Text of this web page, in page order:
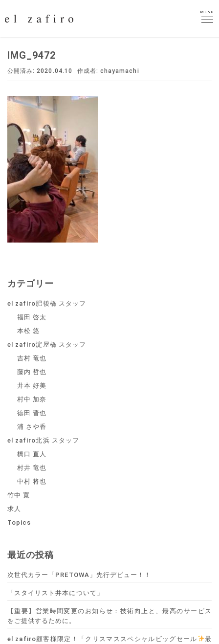
MENU
MENU
IMG_9472
公開済み: 2020.04.10 作成者:chayamachi
カテゴリー
el zafiro肥後橋 スタッフ
福田 啓太
本松 悠
el zafiro淀屋橋 スタッフ
吉村 竜也
藤内 哲也
井本 好美
村中 加奈
徳田 晋也
浦 さや香
el zafiro北浜 スタッフ
橋口 直人
村井 竜也
中村 将也
竹中 寛
求人
Topics
最近の投稿
次世代カラー「PRETOWA」先行デビュー！！
「スタイリスト井本について」
【重要】営業時間変更のお知らせ：技術向上と、最高のサービス
をご提供するために。
el zafiro顧客様限定！「クリスマススペシャルビッグセール
最